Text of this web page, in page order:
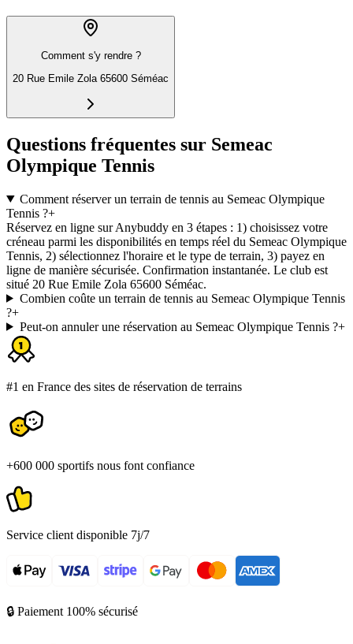
Comment s'y rendre ?
20 Rue Emile Zola 65600 Séméac
Questions fréquentes sur Semeac
Olympique Tennis
Comment réserver un terrain de tennis au Semeac Olympique
Tennis ?+
Réservez en ligne sur Anybuddy en 3 étapes : 1) choisissez votre
créneau parmi les disponibilités en temps réel du Semeac Olympique
Tennis, 2) sélectionnez l'horaire et le type de terrain, 3) payez en
ligne de manière sécurisée. Confirmation instantanée. Le club est
situé 20 Rue Emile Zola 65600 Séméac.
Combien coûte un terrain de tennis au Semeac Olympique Tennis
?+
Peut-on annuler une réservation au Semeac Olympique Tennis ?+
#1 en France des sites de réservation de terrains
+600 000 sportifs nous font confiance
Service client disponible 7j/7
🔒 Paiement 100% sécurisé